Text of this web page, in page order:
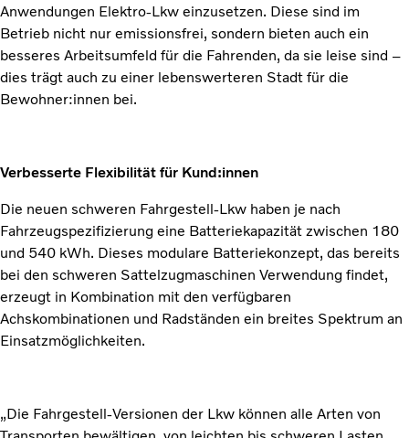
Anwendungen Elektro-Lkw einzusetzen. Diese sind im
Betrieb nicht nur emissionsfrei, sondern bieten auch ein
besseres Arbeitsumfeld für die Fahrenden, da sie leise sind –
dies trägt auch zu einer lebenswerteren Stadt für die
Bewohner:innen bei.
Verbesserte Flexibilität für Kund:innen
Die neuen schweren Fahrgestell-Lkw haben je nach
Fahrzeugspezifizierung eine Batteriekapazität zwischen 180
und 540 kWh. Dieses modulare Batteriekonzept, das bereits
bei den schweren Sattelzugmaschinen Verwendung findet,
erzeugt in Kombination mit den verfügbaren
Achskombinationen und Radständen ein breites Spektrum an
Einsatzmöglichkeiten.
„Die Fahrgestell-Versionen der Lkw können alle Arten von